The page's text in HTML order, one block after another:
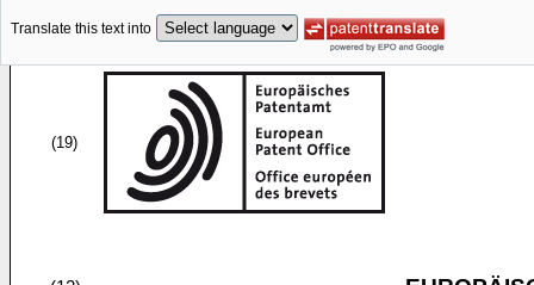
Translate this text into
(19)